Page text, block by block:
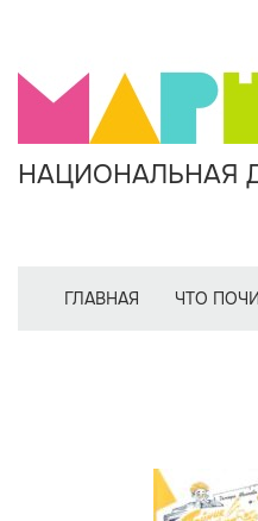
НАЦИОНАЛЬНАЯ
ГЛАВНАЯ ЧТО